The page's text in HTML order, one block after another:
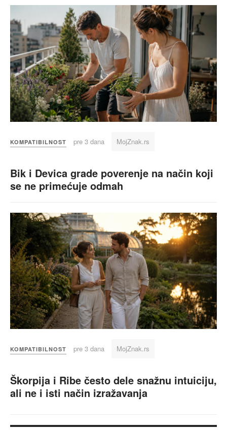
KOMPATIBILNOST pre 3 dana MojZnak.rs
Bik i Devica grade poverenje na način koji
se ne primećuje odmah
KOMPATIBILNOST pre 3 dana MojZnak.rs
Škorpija i Ribe često dele snažnu intuiciju,
ali ne i isti način izražavanja